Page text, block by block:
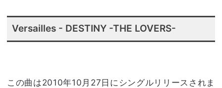
Versailles - DESTINY -THE LOVERS-
この曲は2010年10月27日にシングルリリースされま